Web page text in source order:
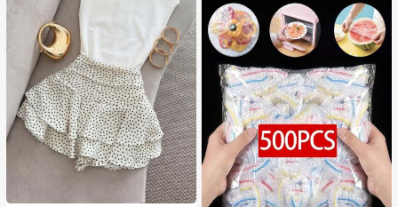
ใน นัวเนีย ชุดประสานงานสตรี